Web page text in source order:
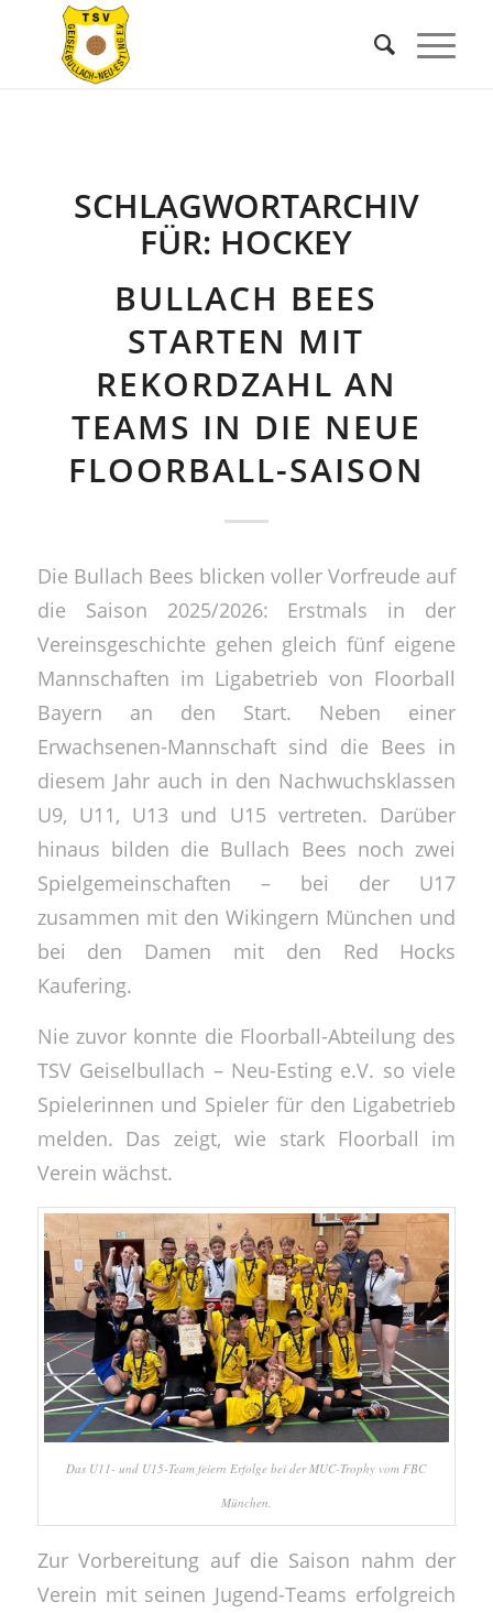
SCHLAGWORTARCHIV
FÜR: HOCKEY
BULLACH BEES
STARTEN MIT
REKORDZAHL AN
TEAMS IN DIE NEUE
FLOORBALL-SAISON
Die Bullach Bees blicken voller Vorfreude auf
die Saison 2025/2026: Erstmals in der
Vereinsgeschichte gehen gleich fünf eigene
Mannschaften im Ligabetrieb von Floorball
Bayern an den Start. Neben einer
Erwachsenen-Mannschaft sind die Bees in
diesem Jahr auch in den Nachwuchsklassen
U9, U11, U13 und U15 vertreten. Darüber
hinaus bilden die Bullach Bees noch zwei
Spielgemeinschaften – bei der U17
zusammen mit den Wikingern München und
bei den Damen mit den Red Hocks
Kaufering.
Nie zuvor konnte die Floorball-Abteilung des
TSV Geiselbullach – Neu-Esting e.V. so viele
Spielerinnen und Spieler für den Ligabetrieb
melden. Das zeigt, wie stark Floorball im
Verein wächst.
Das U11- und U15-Team feiern Erfolge bei der MUC-Trophy vom FBC
München.
Zur Vorbereitung auf die Saison nahm der
Verein mit seinen Jugend-Teams erfolgreich